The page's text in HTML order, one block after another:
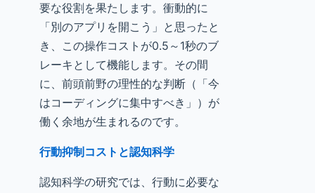
要な役割を果たします。衝動的に
「別のアプリを開こう」と思ったと
き、この操作コストが0.5～1秒のブ
レーキとして機能します。その間
に、前頭前野の理性的な判断（「今
はコーディングに集中すべき」）が
働く余地が生まれるのです。
行動抑制コストと認知科学
認知科学の研究では、行動に必要な